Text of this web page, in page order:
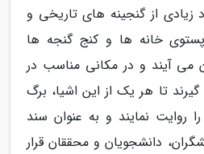
زیادی از گنجینه های تاریخی و
پستوی خانه ها و کنج گنجه ها
می آیند و در مکانی مناسب در
تا هر یک از این اشیا، برگ
روایت نمایند و به عنوان سند
دانشجویان و محققان قرار